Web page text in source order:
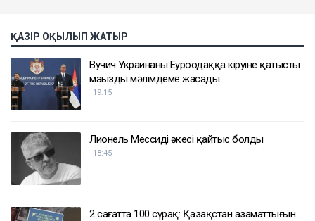
ҚАЗІР ОҚЫЛЫП ЖАТЫР
Вучич Украинаның Еуроодаққа кіруіне қатысты
маңызды мәлімдеме жасады
19:15
Лионель Мессидің әкесі қайтыс болды
18:45
2 сағатта 100 сұрақ: Қазақстан азаматтығын